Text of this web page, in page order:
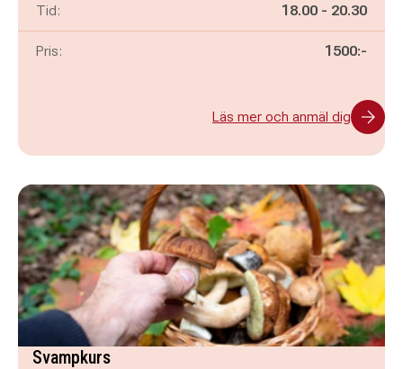
Tid: Pågår mellan
18.00 - och
20.30
Pris: 1500:-
Läs mer och anmäl dig
Svampkurs